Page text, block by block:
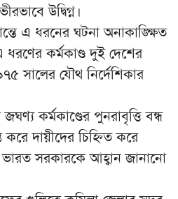
উদ্বিগ্ন।
এ ধরনের ঘটনা অনাকাঙ্ক্ষিত
কর্মকাণ্ড দুই দেশের
সালের যৌথ নির্দেশিকার
কর্মকাণ্ডের পুনরাবৃত্তি বন্ধ
দায়ীদের চিহ্নিত করে
সরকারকে আহ্বান জানানো